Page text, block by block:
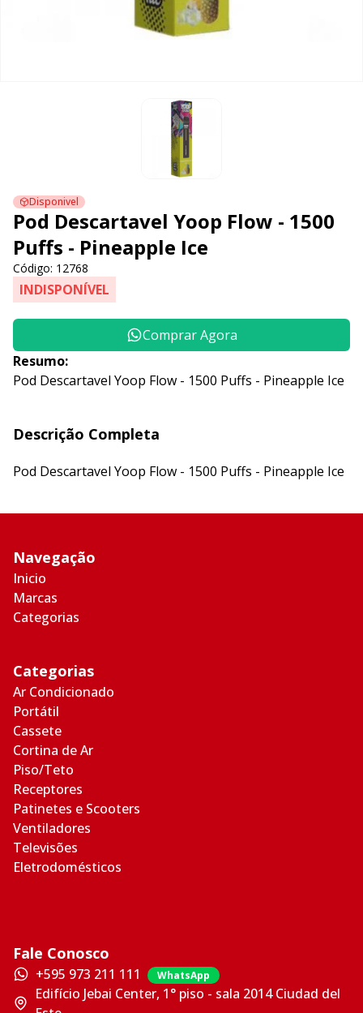
Disponivel
Pod Descartavel Yoop Flow - 1500
Puffs - Pineapple Ice
Código: 12768
INDISPONÍVEL
Comprar Agora
Resumo:
Pod Descartavel Yoop Flow - 1500 Puffs - Pineapple Ice
Descrição Completa
Pod Descartavel Yoop Flow - 1500 Puffs - Pineapple Ice
Navegação
Inicio
Marcas
Categorias
Categorias
Ar Condicionado
Portátil
Cassete
Cortina de Ar
Piso/Teto
Receptores
Patinetes e Scooters
Ventiladores
Televisões
Eletrodomésticos
Fale Conosco
+595 973 211 111 WhatsApp
Edifício Jebai Center, 1° piso - sala 2014 Ciudad del